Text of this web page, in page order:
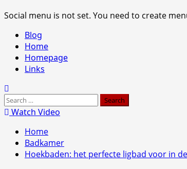
Social menu is not set. You need to create
Primary
Menu
Blog
Home
Homepage
Links
Search
for:Watch Video
Home
Badkamer
Hoekbaden: het perfecte ligbad voor in